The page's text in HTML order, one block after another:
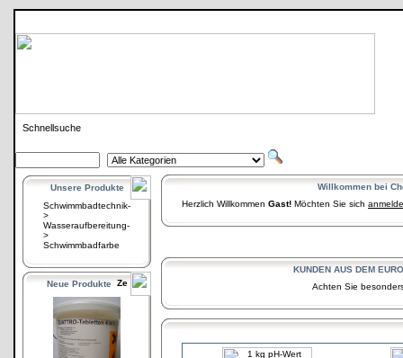
Schnellsuche
Unsere Produkte
Schwimmbadtechnik-
>
Wasseraufbereitung-
>
Schwimmbadfarbe
Neue Produkte
Willkommen bei
Herzlich Willkommen Gast! Möchten Sie sich
KUNDEN AUS DEM
Achten Sie